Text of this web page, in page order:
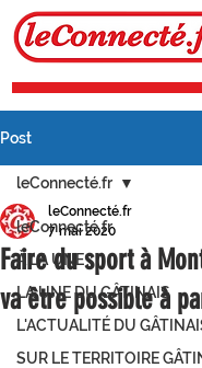
Post
leConnecté.fr
À LA UNE
LA UNE DU GÂTINAIS
L'ACTUALITÉ DU
SUR LE TERRITOIRE
leConnecté.fr
Faire du sport à
va être possible à
leConnecté.fr
7 mai 2020